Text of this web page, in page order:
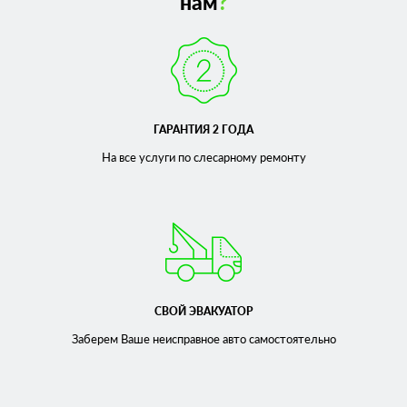
материалы по дилерским расценкам. Купить их можно в
отделе продаж запчастей.
ГАРАНТИЯ 2 ГОДА
На все услуги по слесарномуремонту
СВОЙ ЭВАКУАТОР
Заберем Ваше неисправноеавто самостоятельно